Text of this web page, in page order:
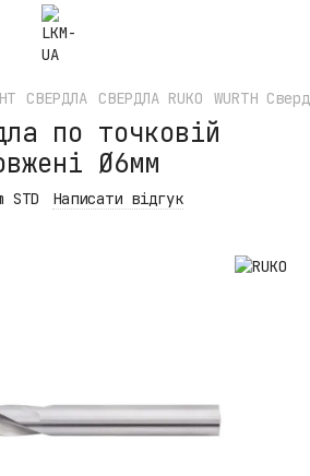
СВЕРДЛА СВЕРДЛА RUKO WURTH
по точковій
Ø6мм
STD Написати відгук